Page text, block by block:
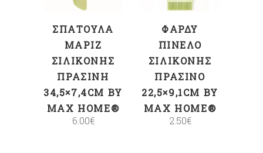
ΣΠΆΤΟΥΛΑ
ΜΑΡΊΖ
ΣΙΛΙΚΌΝΗΣ
ΠΡΆΣΙΝΗ
34,5×7,4CM BY
MAX HOME®
6.00€
ΦΑΡΔΎ
ΠΙΝΈΛΟ
ΣΙΛΙΚΌΝΗΣ
ΠΡΆΣΙΝΟ
22,5×9,1CM BY
MAX HOME®
2.50€